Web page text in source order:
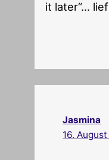
it later“…
Jasmina
16.